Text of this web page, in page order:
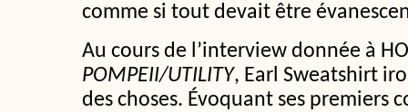
comme si tout devait être
Au cours de l’interview donnée à
POMPEII/UTILITY, Earl Sweatshirt
des choses. Évoquant ses premiers